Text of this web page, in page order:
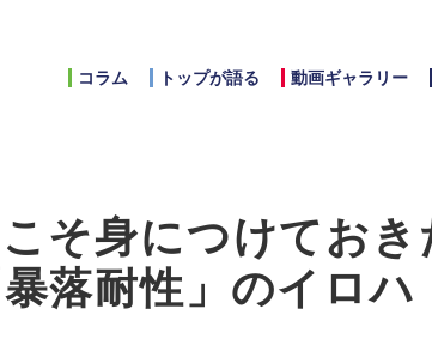
コラム トップが語る 動画ギャラリー
そ身につけてお
落耐性」のイロハ